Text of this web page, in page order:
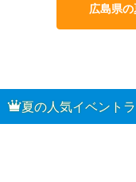
広島県
夏の人気イベント